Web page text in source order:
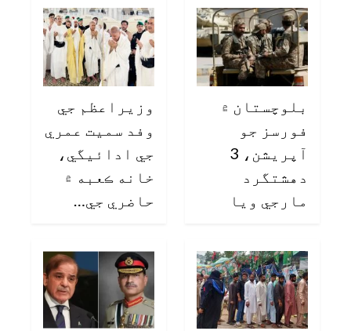
بلوچستان ۾
فورسز جو
آپريشن، 3
دهشتگرد
مارجي ويا
وزيراعظم جي
وفد سميت عمري
جي ادائيگي،
خانه ڪعبه ۾
حاضري جي…